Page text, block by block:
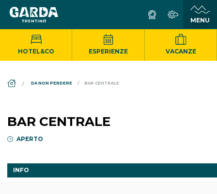
HOTEL&CO ESPERIENZE VACANZE
DA NON PERDERE BAR CENTRALE
BAR CENTRALE
APERTO
INFO